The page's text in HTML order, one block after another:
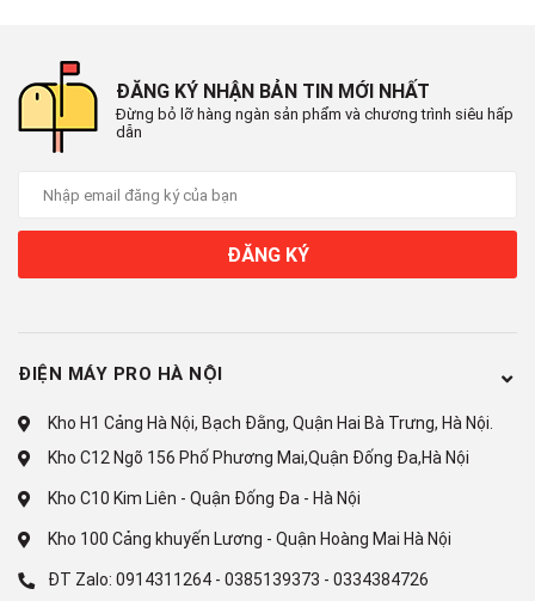
Tiết kiệm thời gian và chi phí với
tính năng tự vệ sinh lồng giặt I-
Clean
đi qua khoảng cách giữa lồng giặt và thùng giặt trong tất cả chu
trình giặt giúp cuốn trôi vết bẩn phía ngoài lồng giặt.
ĐĂNG KÝ NHẬN BẢN TIN MỚI NHẤT
Đừng bỏ lỡ hàng ngàn sản phẩm và chương trình siêu hấp
dẫn
ĐĂNG KÝ
ĐIỆN MÁY PRO HÀ NỘI
Kho H1 Cảng Hà Nội, Bạch Đằng, Quận Hai Bà Trưng, Hà Nội.
Kho C12 Ngõ 156 Phố Phương Mai,Quận Đống Đa,Hà Nội
Kho C10 Kim Liên - Quận Đống Đa - Hà Nội
Kho 100 Cảng khuyến Lương - Quận Hoàng Mai Hà Nội
ĐT Zalo: 0914311264 - 0385139373 - 0334384726